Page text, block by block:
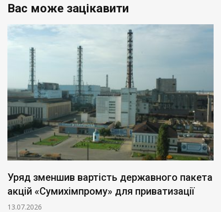
Вас може зацікавити
Уряд зменшив вартість державного пакета
акцій «Сумихімпрому» для приватизації
13.07.2026